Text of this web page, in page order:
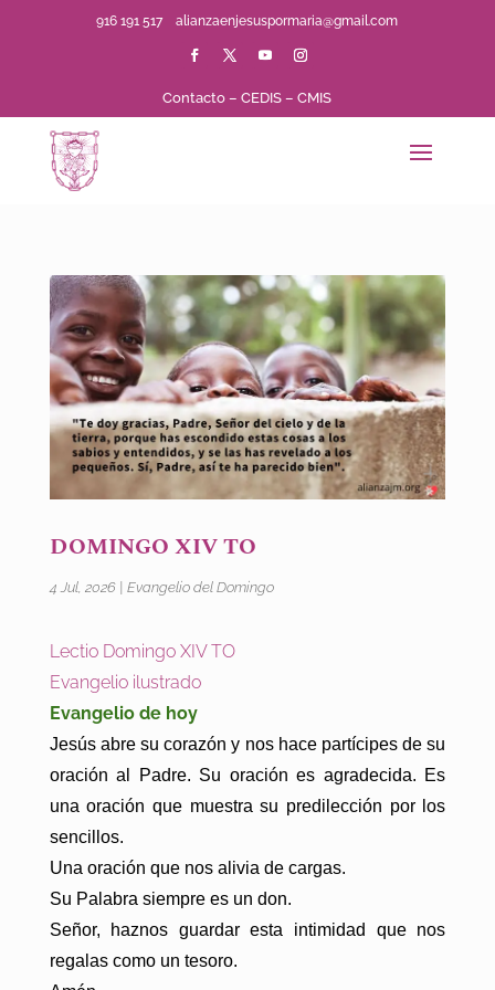
916 191 517alianzaenjesuspormaria@gmail.com
Contacto –CEDIS –CMIS
DOMINGO XIV TO
4 Jul, 2026| Evangelio del Domingo
Lectio Domingo XIV TO
Evangelio ilustrado
Evangelio de hoy
Jesús abre su corazón y nos hace partícipes de su
oración al Padre. Su oración es agradecida. Es
una oración que muestra su predilección por los
sencillos.
Una oración que nos alivia de cargas.
Su Palabra siempre es un don.
Señor, haznos guardar esta intimidad que nos
regalas como un tesoro.